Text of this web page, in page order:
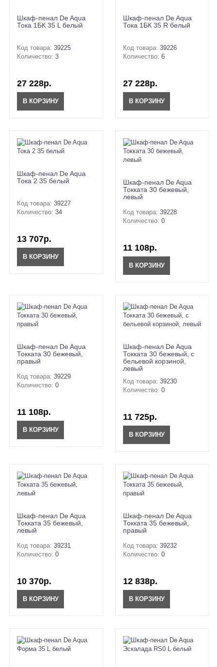
Шкаф-пенал De Aqua
Тока 1БК 35 L белый
Код товара: 39225
Количество: 3
27 228р.
В КОРЗИНУ
Шкаф-пенал De Aqua
Тока 1БК 35 R белый
Код товара: 39226
Количество: 6
27 228р.
В КОРЗИНУ
Шкаф-пенал De Aqua
Тока 2 35 белый
Код товара: 39227
Количество: 34
13 707р.
В КОРЗИНУ
Шкаф-пенал De Aqua
Токката 30 бежевый,
левый
Код товара: 39228
Количество: 0
11 108р.
В КОРЗИНУ
Шкаф-пенал De Aqua
Токката 30 бежевый,
правый
Код товара: 39229
Количество: 0
11 108р.
В КОРЗИНУ
Шкаф-пенал De Aqua
Токката 30 бежевый, с
бельевой корзиной,
левый
Код товара: 39230
Количество: 0
11 725р.
В КОРЗИНУ
Шкаф-пенал De Aqua
Токката 35 бежевый,
левый
Код товара: 39231
Количество: 0
10 370р.
В КОРЗИНУ
Шкаф-пенал De Aqua
Токката 35 бежевый,
правый
Код товара: 39232
Количество: 0
12 838р.
В КОРЗИНУ